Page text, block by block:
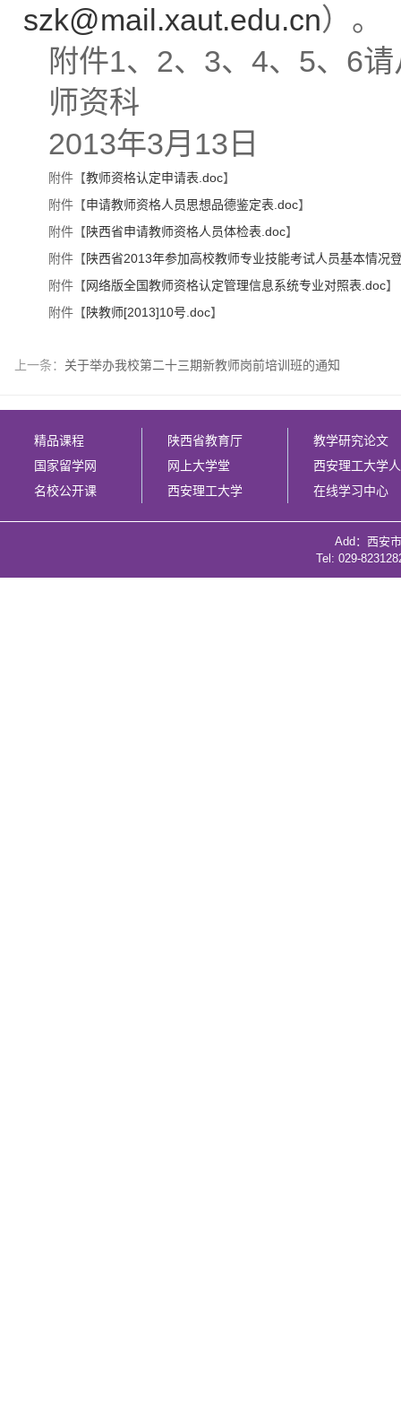
szk@mail.xaut.edu.cn）。
附件1、2、3、4、5、6
师资科
2013年3月13日
附件【教师资格认定申请表.doc】
附件【申请教师资格人员思想品德鉴定表.doc】
附件【陕西省申请教师资格人员体检表.doc】
附件【陕西省2013年参加高校教师专业技能考试人员基本情况
附件【网络版全国教师资格认定管理信息系统专业对照表.doc】
附件【陕教师[2013]10号.doc】
上一条： 关于举办我校第二十三期新教师岗前培训班的通知
精品课程
国家留学网
名校公开课
陕西省教育厅
网上大学堂
西安理工大学
教学研究论文
西安理工大学
在线学习中心
Add：西安
Tel: 029-